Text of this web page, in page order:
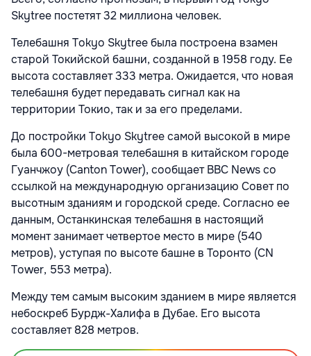
Skytree постетят 32 миллиона человек.
Телебашня Tokyo Skytree была построена взамен
старой Токийской башни, созданной в 1958 году. Ее
высота составляет 333 метра. Ожидается, что новая
телебашня будет передавать сигнал как на
территории Токио, так и за его пределами.
До постройки Tokyo Skytree самой высокой в мире
была 600-метровая телебашня в китайском городе
Гуанчжоу (Canton Tower), сообщает BBC News со
ссылкой на международную организацию Совет по
высотным зданиям и городской среде. Согласно ее
данным, Останкинская телебашня в настоящий
момент занимает четвертое место в мире (540
метров), уступая по высоте башне в Торонто (CN
Tower, 553 метра).
Между тем самым высоким зданием в мире является
небоскреб Бурдж-Халифа в Дубае. Его высота
составляет 828 метров.